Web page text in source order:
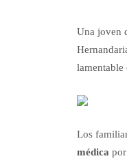
Una joven
lamentable
Los
médica